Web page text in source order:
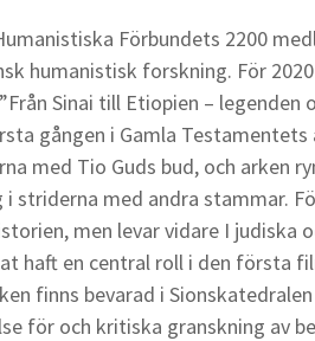
Förbundets 2200
humanistisk forskning. För
Sinai till Etiopien –
gången i Gamla
med Tio Guds bud, och arken
i striderna med andra stammar.
men levar vidare I judiska
haft en central roll i den första
finns bevarad i
för och kritiska granskning av